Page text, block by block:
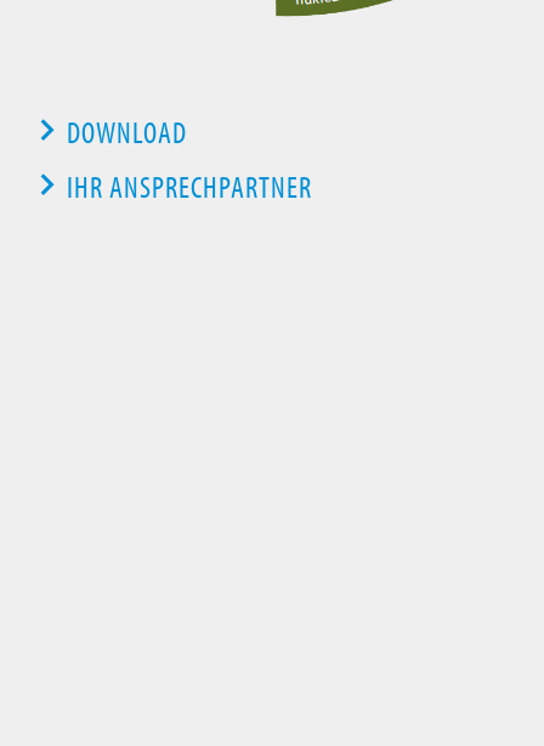
DOWNLOAD
IHR ANSPRECHPARTNER